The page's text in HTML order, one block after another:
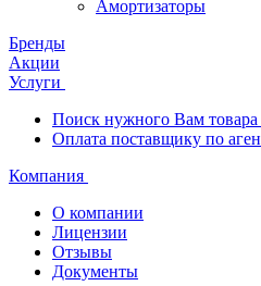
Амортизаторы
Бренды
Акции
Услуги
Поиск нужного Вам товара
Оплата поставщику по
Компания
О компании
Лицензии
Отзывы
Документы